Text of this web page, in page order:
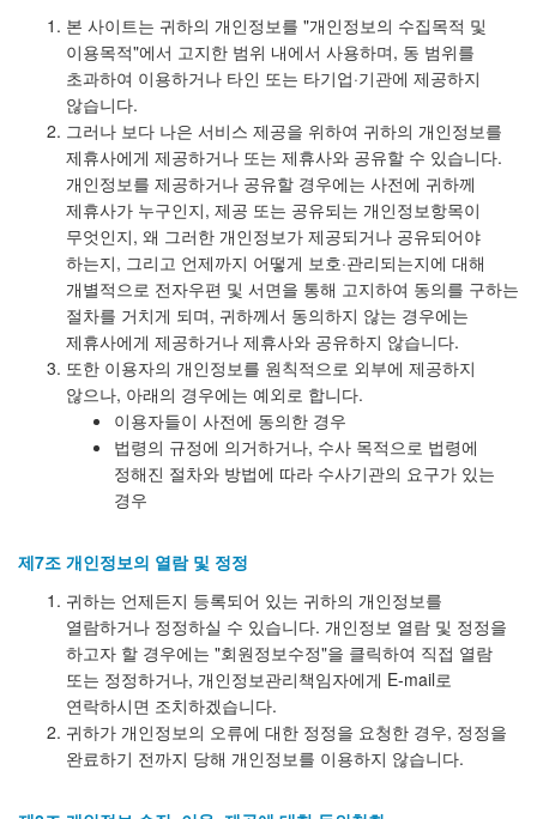
본 사이트는 귀하의 개인정보를 "개인정보의 수집목적 및
이용목적"에서 고지한 범위 내에서 사용하며, 동 범위를
초과하여 이용하거나 타인 또는 타기업·기관에 제공하지
않습니다.
그러나 보다 나은 서비스 제공을 위하여 귀하의 개인정보를
제휴사에게 제공하거나 또는 제휴사와 공유할 수 있습니다.
개인정보를 제공하거나 공유할 경우에는 사전에 귀하께
제휴사가 누구인지, 제공 또는 공유되는 개인정보항목이
무엇인지, 왜 그러한 개인정보가 제공되거나 공유되어야
하는지, 그리고 언제까지 어떻게 보호·관리되는지에 대해
개별적으로 전자우편 및 서면을 통해 고지하여 동의를 구하는
절차를 거치게 되며, 귀하께서 동의하지 않는 경우에는
제휴사에게 제공하거나 제휴사와 공유하지 않습니다.
또한 이용자의 개인정보를 원칙적으로 외부에 제공하지
않으나, 아래의 경우에는 예외로 합니다.
이용자들이 사전에 동의한 경우
법령의 규정에 의거하거나, 수사 목적으로 법령에
정해진 절차와 방법에 따라 수사기관의 요구가 있는
경우
제7조 개인정보의 열람 및 정정
귀하는 언제든지 등록되어 있는 귀하의 개인정보를
열람하거나 정정하실 수 있습니다. 개인정보 열람 및 정정을
하고자 할 경우에는 "회원정보수정"을 클릭하여 직접 열람
또는 정정하거나, 개인정보관리책임자에게 E-mail로
연락하시면 조치하겠습니다.
귀하가 개인정보의 오류에 대한 정정을 요청한 경우, 정정을
완료하기 전까지 당해 개인정보를 이용하지 않습니다.